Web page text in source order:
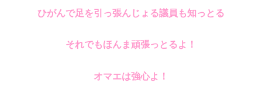
ひがんで足を引っ張んじょる議員も知っとる
それでもほんま頑張っとるよ！
オマエは強心よ！